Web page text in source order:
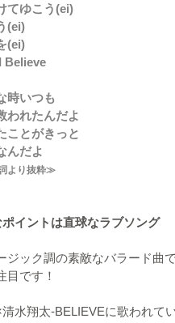
てゆこう(ei)
(ei)
(ei)
Believe
時いつも
われたんだよ
ことがきっと
んだよ
より抜粋≫
イントは直球なラブソング
ジック調の素敵なバラード曲
目です！
水翔太-BELIEVEに歌われて